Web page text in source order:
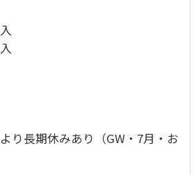
り長期休みあり（GW・7月・お